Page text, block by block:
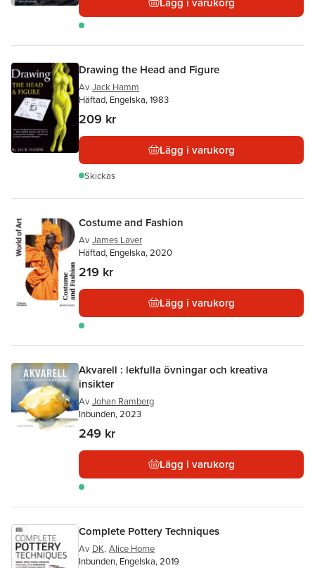
Drawing the Head and Figure
Av Jack Hamm
Häftad, Engelska, 1983
209 kr
Lägg i varukorg
Skickas
Costume and Fashion
Av James Laver
Häftad, Engelska, 2020
219 kr
Lägg i varukorg
Akvarell : lekfulla övningar och kreativa
insikter
Av Johan Ramberg
Inbunden, 2023
249 kr
Lägg i varukorg
Complete Pottery Techniques
Av DK, Alice Horne
Inbunden, Engelska, 2019